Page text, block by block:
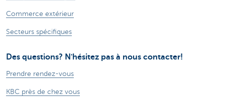
Commerce extérieur
Secteurs spécifiques
Des questions? N'hésitez pas à nous contacter!
Prendre rendez-vous
KBC près de chez vous